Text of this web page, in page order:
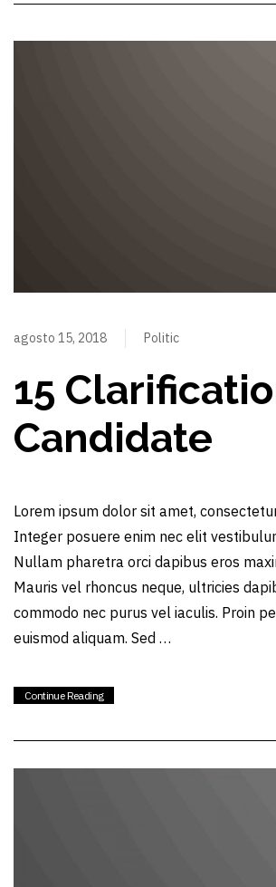
agosto 15, 2018 Politic
15
Candidate
Lorem ipsum dolor sit amet,
Integer posuere enim nec elit
Nullam pharetra orci dapibus eros
Mauris vel rhoncus neque, ultricies
commodo nec purus vel iaculis. Proin
euismod aliquam. Sed …
Continue Reading